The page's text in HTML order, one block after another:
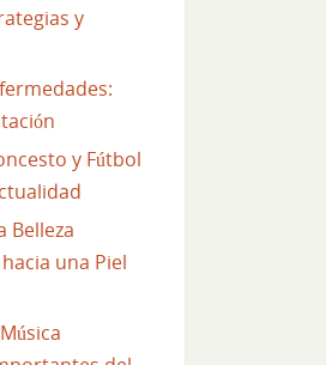
y
y Fútbol
Belleza
una Piel